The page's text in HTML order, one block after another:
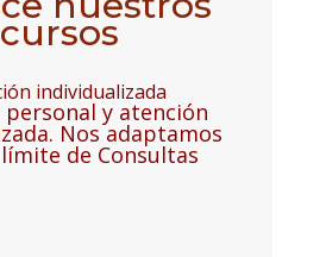
cursos
individualizada
y atención
Nos adaptamos
de Consultas